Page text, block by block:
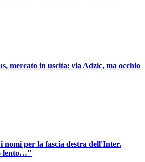
mercato in uscita: via Adzic, ma occhio
nomi per la fascia destra dell'Inter.
lento…"